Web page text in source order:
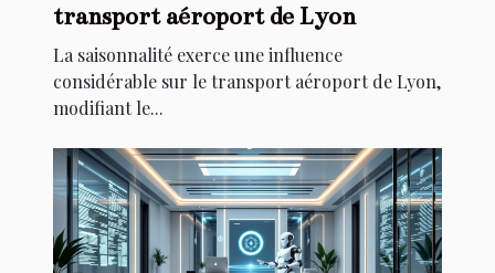
transport aéroport de Lyon
La saisonnalité exerce une influence
considérable sur le transport aéroport de Lyon,
modifiant le...